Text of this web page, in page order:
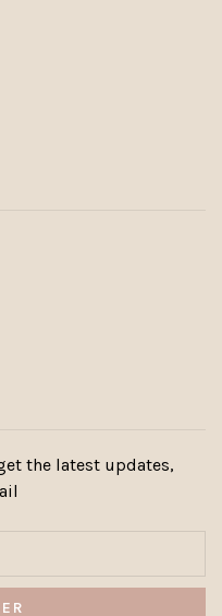
the latest updates,